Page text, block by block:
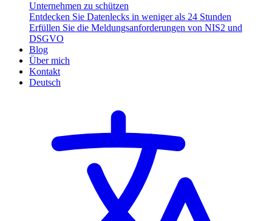
Unternehmen zu schützen
Entdecken Sie Datenlecks in weniger als 24 Stunden
Erfüllen Sie die Meldungsanforderungen von NIS2 und
DSGVO
Blog
Über mich
Kontakt
Deutsch